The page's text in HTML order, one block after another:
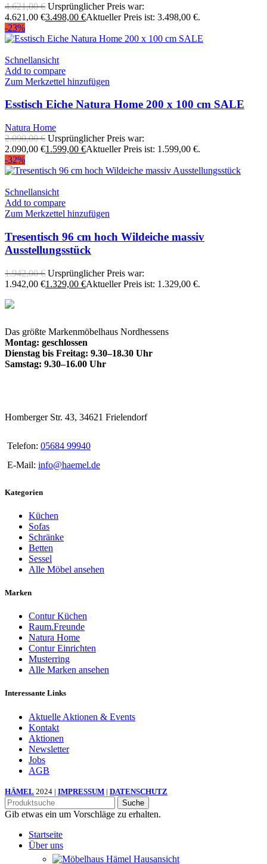
4.621,00€ Ursprünglicher Preis war:
4.621,00 €3.498,00 €Aktueller Preis ist: 3.498,00 €.
-23%
Schnellansicht
Add to compare
Zum Merkzettel hinzufügen
Esstisch Eiche Natura Home 200 x 100 cm SALE
Natura Home
2.090,00€ Ursprünglicher Preis war:
2.090,00 €1.599,00 €Aktueller Preis ist: 1.599,00 €.
-32%
Schnellansicht
Add to compare
Zum Merkzettel hinzufügen
Tresentisch 96 cm hoch Wildeiche massiv
Ausstellungsstück
1.942,00€ Ursprünglicher Preis war:
1.942,00 €1.329,00 €Aktueller Preis ist: 1.329,00 €.
Das größte Markenmöbelhaus Nordhessens
Montag: geschlossen
Dienstag bis Freitag: 9.30–18.30 Uhr
Samstag: 9.30–16.00 Uhr
Homberger Str. 43, 34621 Frielendorf
Telefon: 05684 99940
E-Mail: info@haemel.de
Kategorien
Küchen
Sofas
Schränke
Betten
Sessel
Alle Möbel ansehen
Marken
Contur Küchen
Raum.Freunde
Natura Home
Contur Einrichten
Musterring
Alle Marken ansehen
Interessante Links
Aktuelle Aktionen & Events
Kontakt
Aktionen
Newsletter
Jobs
AGB
HÄMEL 2024 | IMPRESSUM | DATENSCHUTZ
Suche
Gib etwas ein um Vorschläge zu erhalten.
Startseite
Über uns